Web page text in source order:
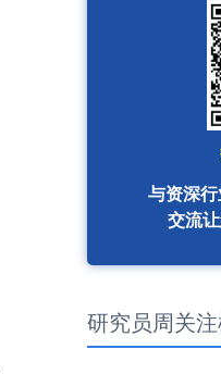
与资深
交流
研究员周关